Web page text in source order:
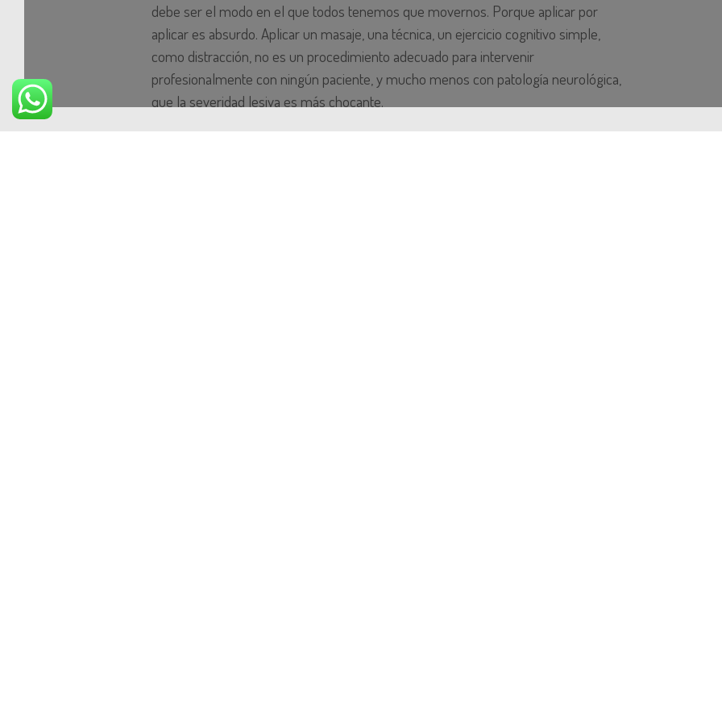
debe ser el modo en el que todos tenemos que movernos. Porque aplicar por
aplicar es absurdo. Aplicar un masaje, una técnica, un ejercicio cognitivo simple,
como distracción, no es un procedimiento adecuado para intervenir
profesionalmente con ningún paciente, y mucho menos con patología neurológica,
que la severidad lesiva es más chocante.